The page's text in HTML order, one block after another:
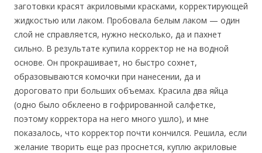
заготовки красят акриловыми красками, корректирующей
жидкостью или лаком. Пробовала белым лаком — один
слой не справляется, нужно несколько, да и пахнет
сильно. В результате купила корректор не на водной
основе. Он прокрашивает, но быстро сохнет,
образовываются комочки при нанесении, да и
дороговато при больших объемах. Красила два яйца
(одно было обклеено в гофрированной салфетке,
поэтому корректора на него много ушло), и мне
показалось, что корректор почти кончился. Решила, если
желание творить еще раз проснется, куплю акриловые